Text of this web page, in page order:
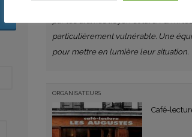
Très médiatisée dans les années
par les drames libyen et turc. Parmi
particulièrement vulnérable. Une
pour mettre en lumière leur situation.
ORGANISATEURS
Café-